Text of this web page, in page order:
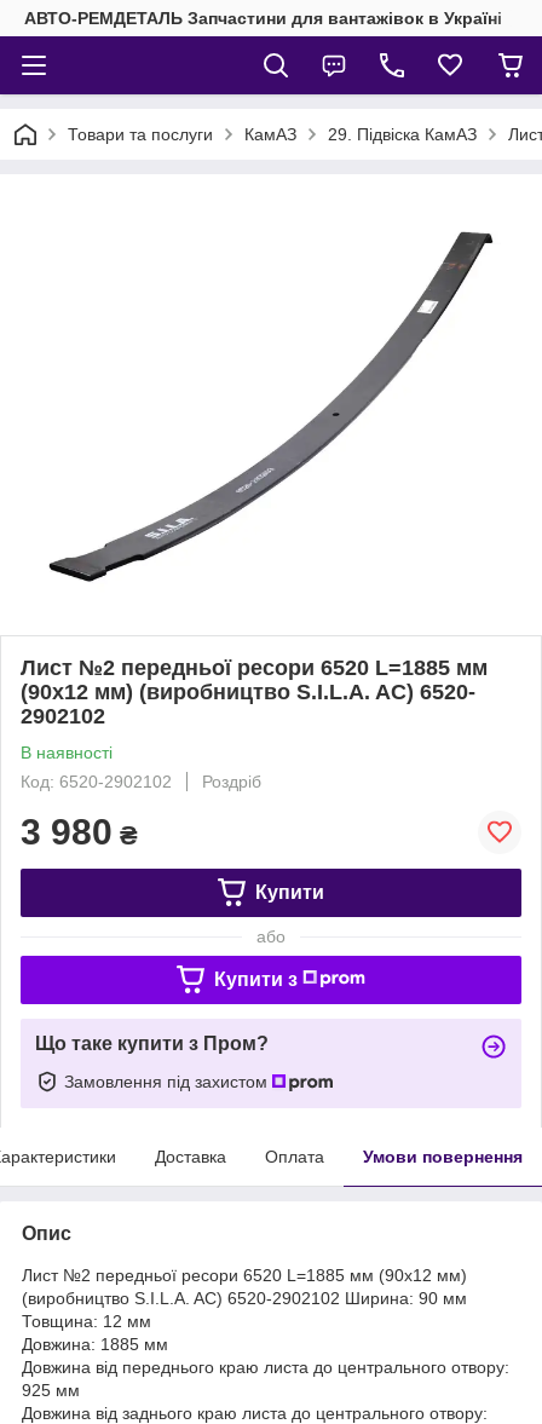
АВТО-РЕМДЕТАЛЬ Запчастини для вантажівок в Україні
Товари та послуги КамАЗ 29. Підвіска КамАЗ
Лист №2 передньої ресори 6520 L=1885 мм
(90х12 мм) (виробництво S.I.L.A. AC) 6520-
2902102
В наявності
Код: 6520-2902102
Роздріб
3 980 ₴
Купити
або
Купити з
Що таке купити з Пром?
Замовлення під захистом
Доставка Оплата Умови повернення
Опис
Лист №2 передньої ресори 6520 L=1885 мм (90х12 мм)
(виробництво S.I.L.A. AC) 6520-2902102 Ширина: 90 мм
Товщина: 12 мм
Довжина: 1885 мм
Довжина від переднього краю листа до центрального отвору:
925 мм
Довжина від заднього краю листа до центрального отвору: